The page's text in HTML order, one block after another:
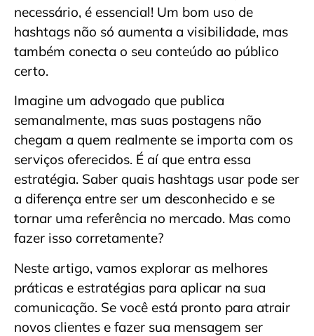
necessário, é essencial! Um bom uso de
hashtags não só aumenta a visibilidade, mas
também conecta o seu conteúdo ao público
certo.
Imagine um advogado que publica
semanalmente, mas suas postagens não
chegam a quem realmente se importa com os
serviços oferecidos. É aí que entra essa
estratégia. Saber quais hashtags usar pode ser
a diferença entre ser um desconhecido e se
tornar uma referência no mercado. Mas como
fazer isso corretamente?
Neste artigo, vamos explorar as melhores
práticas e estratégias para aplicar na sua
comunicação. Se você está pronto para atrair
novos clientes e fazer sua mensagem ser